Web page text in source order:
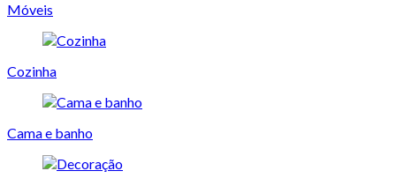
Móveis
Cozinha
Cama e banho